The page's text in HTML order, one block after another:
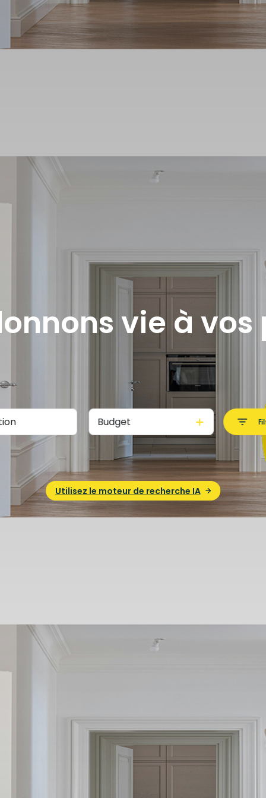
vie à
Budget
Utilisez le moteur de recherche IA